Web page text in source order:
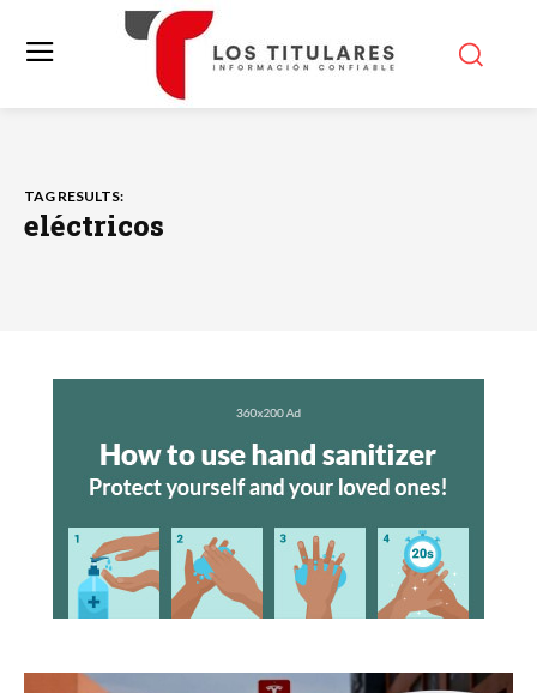
TAG RESULTS:
eléctricos